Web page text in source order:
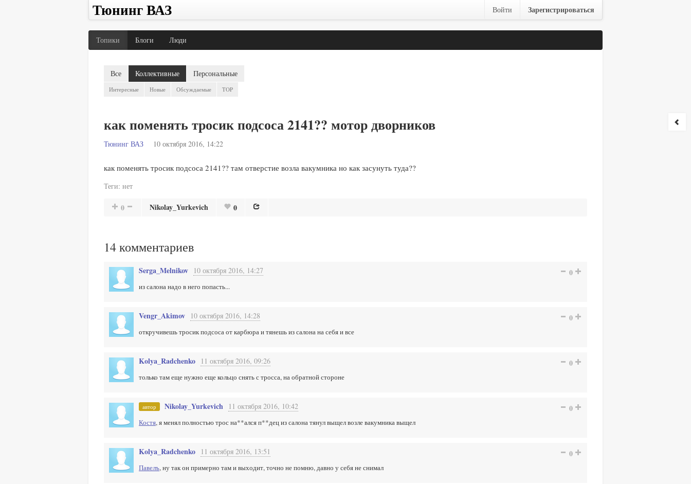
Тюнинг ВАЗ Войти Зарегистрироваться
Топики Блоги Люди
Все Коллективные Персональные
Интересные Новые Обсуждаемые TOP
как поменять тросик подсоса 2141?? мотор дворников
Тюнинг ВАЗ 10 октября 2016, 14:22
как поменять тросик подсоса 2141?? там отверстие возла вакумника но как засунуть туда??
Теги: нет
0 Nikolay_Yurkevich 0
14комментариев
Serga_Melnikov 10 октября 2016, 14:27 0
из салона надо в него попасть...
Vengr_Akimov 10 октября 2016, 14:28 0
откручивешь тросик подсоса от карбюра и тянешь из салона на себя и все
Kolya_Radchenko 11 октября 2016, 09:26 0
только там еще нужно еще кольцо снять с тросса, на обратной стороне
автор Nikolay_Yurkevich 11 октября 2016, 10:42 0
Костя, я менял полностью трос на**ался п**дец из салона тянул выщел возле вакумника выщел
Kolya_Radchenko 11 октября 2016, 13:51 0
Павелъ, ну так он примерно там и выходит, точно не помню, давно у себя не снимал